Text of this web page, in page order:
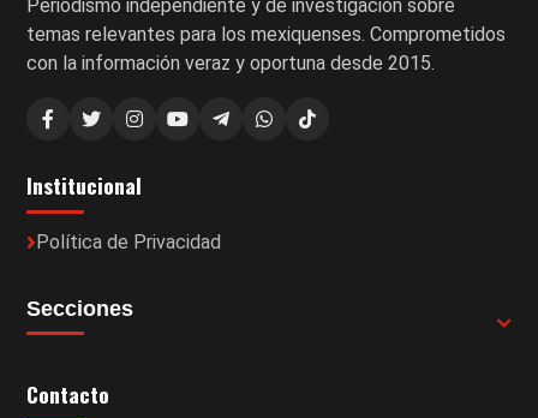
Periodismo independiente y de investigación sobre
temas relevantes para los mexiquenses. Comprometidos
con la información veraz y oportuna desde 2015.
Institucional
Política de Privacidad
Secciones
Contacto